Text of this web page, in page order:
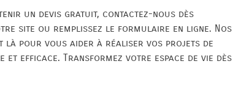
un devis gratuit, contactez-nous dès
site ou remplissez le formulaire en ligne. Nos
là pour vous aider à réaliser vos projets de
et efficace. Transformez votre espace de vie dès